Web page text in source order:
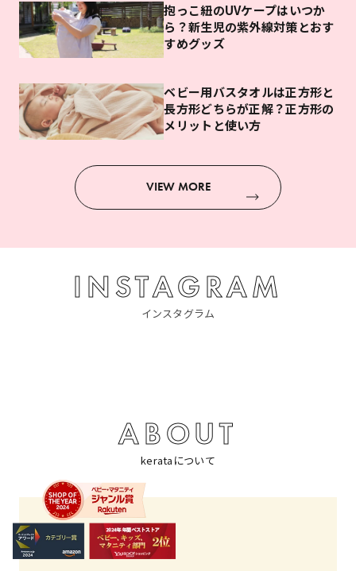
抱っこ紐のUVケープはいつか
ら？新生児の紫外線対策とおす
すめグッズ
ベビー用バスタオルは正方形と
長方形どちらが正解？正方形の
メリットと使い方
VIEW MORE
INSTAGRAM
インスタグラム
ABOUT
kerataについて